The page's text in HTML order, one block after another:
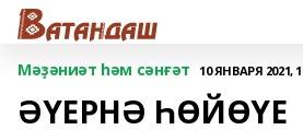
Мәҙәниәт һәм сәнғәт 10 ЯНВАРЯ 2021,
ӘҮЕРНӘ ҺӨЙӨҮЕ